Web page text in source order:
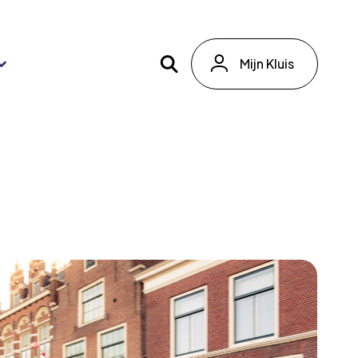
Mijn Kluis